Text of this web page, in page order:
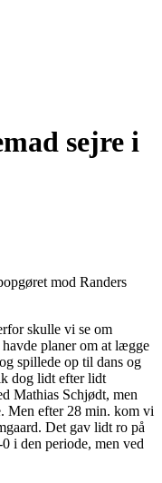
sejre i
mod Randers
skulle vi se om
planer om at lægge
spillede op til dans og
dog lidt efter lidt
Mathias Schjødt, men
Men efter 28 min. kom vi
Det gav lidt ro på
i den periode, men ved